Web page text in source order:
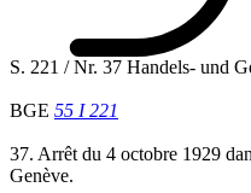
S. 221 / Nr. 37 Handels- und
BGE 55 I 221
37. Arrêt du 4 octobre 1929
Genève.